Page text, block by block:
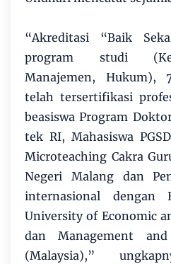
“Akreditasi “Baik
program studi
Manajemen, Hu­kum),­
telah tersertifikasi
beasiswa Program
tek RI, Mahasiswa
Microteaching Cakra
Negeri Malang dan
internasional
University of Economic
dan Management
(Malaysia),”